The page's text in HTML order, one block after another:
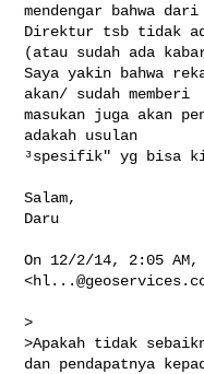
mendengar bahwa
Direktur tsb tidak
(atau sudah ada
Saya yakin bahwa
akan/ sudah memberi
masukan juga akan
adakah usulan
³spesifik" yg bisa
Salam,
Daru
On 12/2/14, 2:05 AM,
<
>
>Apakah tidak
dan pendapatnya